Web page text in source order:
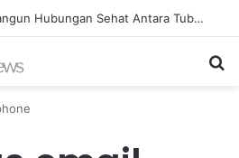
Diet Fleksibel Membangun Hubungan Sehat Antara Tubuh dan Makanan Sehari-hari